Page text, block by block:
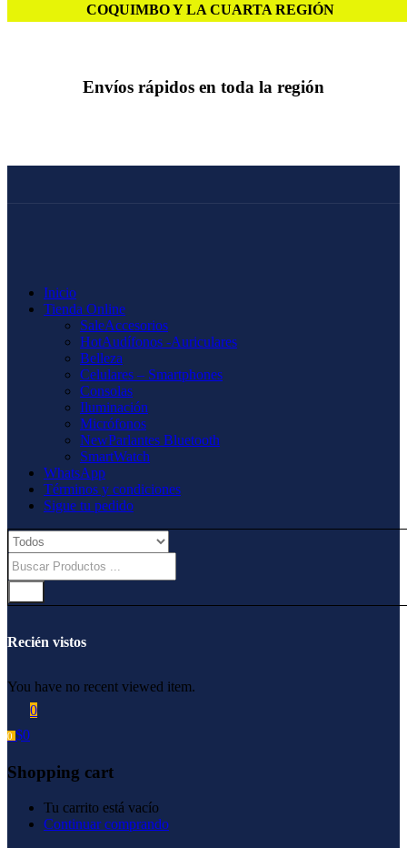
COQUIMBO Y LA CUARTA REGIÓN
Envíos rápidos en toda la región
Inicio
Tienda Online
SaleAccesorios
HotAudífonos -Auriculares
Belleza
Celulares – Smartphones
Consolas
Iluminación
Micrófonos
NewParlantes Bluetooth
SmartWatch
WhatsApp
Términos y condiciones
Sigue tu pedido
Recién vistos
You have no recent viewed item.
0
0 $0
Shopping cart
Tu carrito está vacío
Continuar comprando